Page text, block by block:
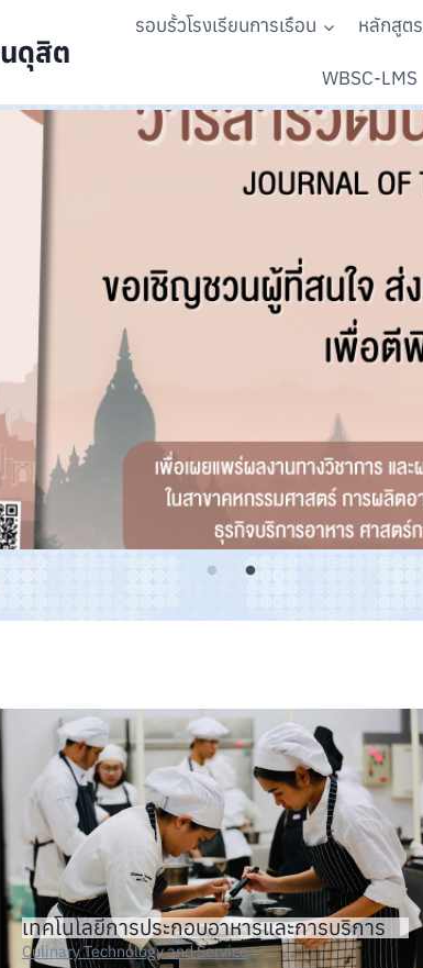
ดุสิต
รอบรั้วโรงเรียนการเรือน หลักสูตร
WBSC-LMS
เทคโนโลยีการประกอบอาหารและการบริการ
Culinary Technology and Service